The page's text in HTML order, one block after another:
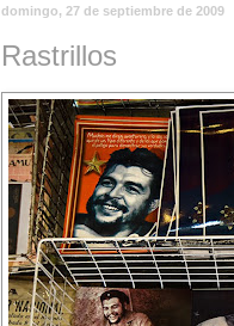
domingo, 27 de septiembre de 2009
Rastrillos